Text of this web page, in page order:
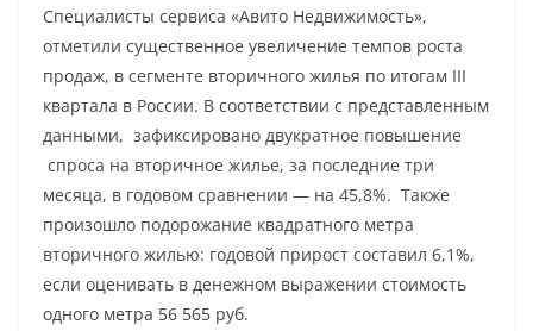
Специалисты сервиса «Авито Недвижимость»,
отметили существенное увеличение темпов роста
продаж, в сегменте вторичного жилья по итогам III
квартала в России. В соответствии с представленным
данными, зафиксировано двукратное повышение
спроса на вторичное жилье, за последние три
месяца, в годовом сравнении — на 45,8%. Также
произошло подорожание квадратного метра
вторичного жилью: годовой прирост составил 6,1%,
если оценивать в денежном выражении стоимость
одного метра 56 565 руб.